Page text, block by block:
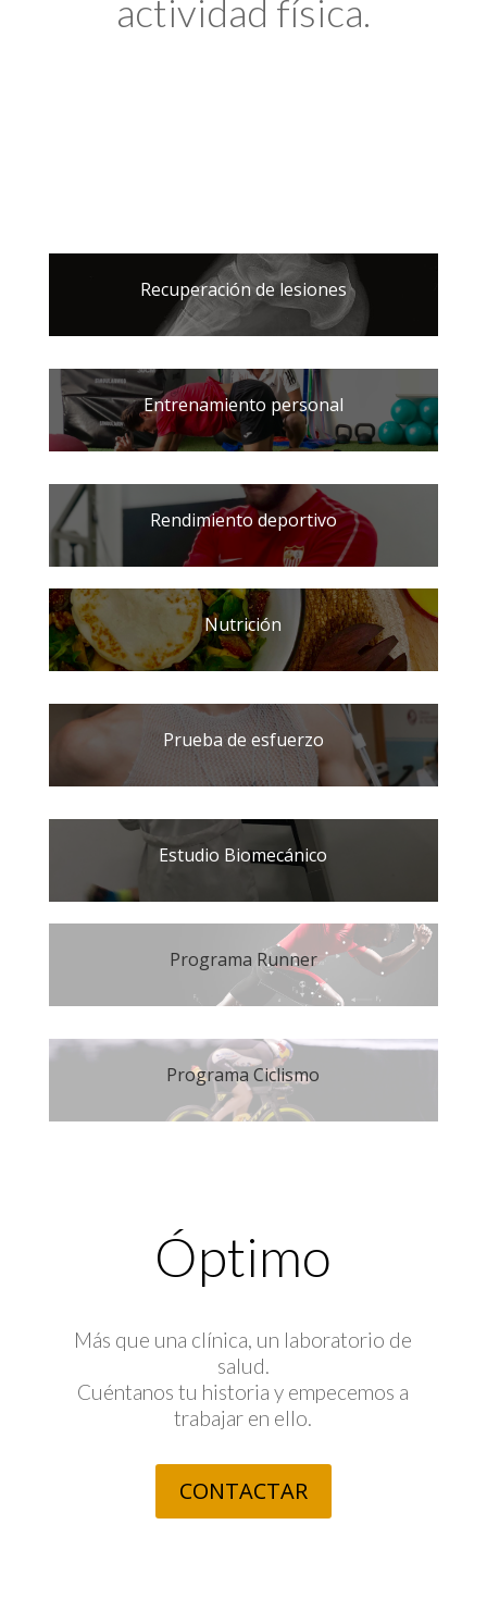
actividad física.
Recuperación de lesiones
Entrenamiento personal
Rendimiento deportivo
Nutrición
Prueba de esfuerzo
Estudio Biomecánico
Programa Runner
Programa Ciclismo
Óptimo
Más que una clínica, un laboratorio de
salud.
Cuéntanos tu historia y empecemos a
trabajar en ello.
CONTACTAR